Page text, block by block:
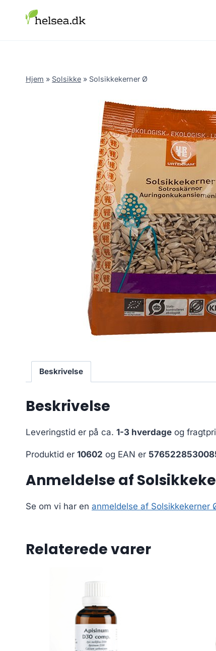
Hjem » Solsikke » Solsikkekerner Ø
Beskrivelse
Beskrivelse
Leveringstid er på ca. 1-3 hverdage og
Produktid er 10602 og EAN er
Anmeldelse af
Se om vi har en anmeldelse af Solsikkekerner
Relaterede varer